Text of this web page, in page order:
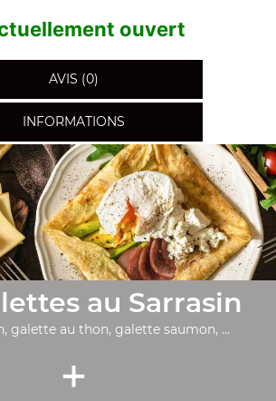
ouvert
AVIS (0)
INFORMATIONS
au Sarrasin
galette au thon, galette saumon, ...
+